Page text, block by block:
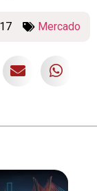
Mercado